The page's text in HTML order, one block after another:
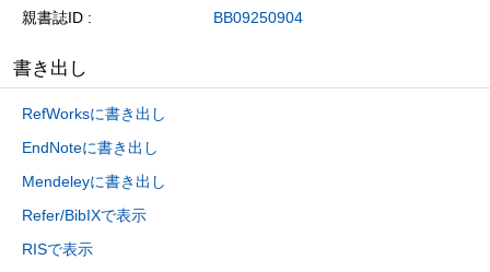
親書誌ID BB09250904
書き出し
RefWorksに書き出し
EndNoteに書き出し
Mendeleyに書き出し
Refer/BibIXで表示
RISで表示